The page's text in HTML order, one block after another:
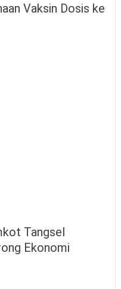
Vaksin Dosis ke
Tangsel
Ekonomi